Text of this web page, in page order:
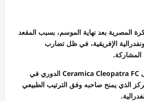
المصرية بعد نهاية الموسم، بسبب المقعد
الإفريقية، في ظل تضارب
القصة بدأت بعدما أنهى Ceramica Cleopatra FC الدوري في
الذي يمنح صاحبه وفق الترتيب الطبيعي